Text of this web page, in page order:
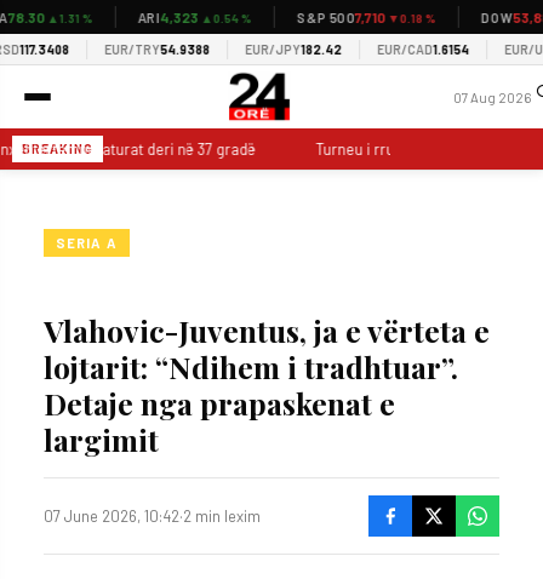
▲1.31 % ARI4,323▲0.54 % S&P 5007,710▼0.18 % DOW53,885
117.3408 EUR/TRY54.9388 EUR/JPY182.42 EUR/CAD1.6154 EUR/USD
07 Aug 2026
BREAKING
temperaturat deri në 37 gradë Turneu i rrugës sjell hokejin në
SERIA A
Vlahovic-Juventus, ja e vërteta e
lojtarit: “Ndihem i tradhtuar”.
Detaje nga prapaskenat e
largimit
07 June 2026, 10:42·2 min lexim